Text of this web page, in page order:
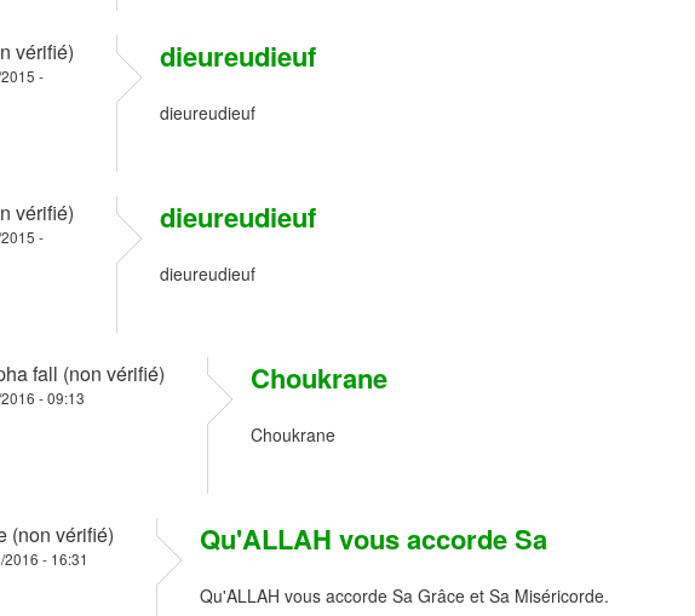
vérifié)
-
dieureudieuf
dieureudieuf
vérifié)
-
dieureudieuf
dieureudieuf
fall (non vérifié)
- 09:13
Choukrane
Choukrane
(non vérifié)
- 16:31
Qu'ALLAH vous accorde Sa
Qu'ALLAH vous accorde Sa Grâce et Sa Miséricorde.